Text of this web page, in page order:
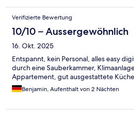
Verifizierte Bewertung
10/10 – Aussergewöhnlich
16. Okt. 2025
Entspannt, kein Personal, alles easy
durch eine Sauberkammer,
Appartement, gut ausgestattete Küche
Benjamin, Aufenthalt von 2 Nächten